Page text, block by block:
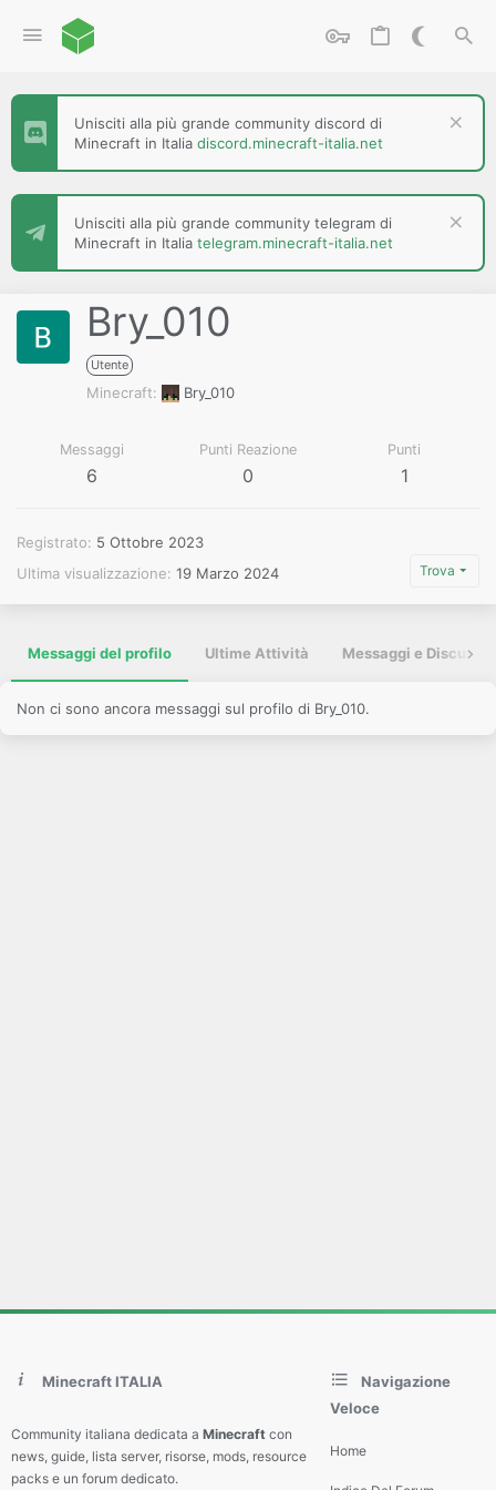
Unisciti alla più grande community discord di
Minecraft in Italia discord.minecraft-italia.net
Unisciti alla più grande community telegram di
Minecraft in Italia telegram.minecraft-italia.net
Bry_010
Utente
Minecraft Bry_010
Messaggi
6
Punti Reazione
0
Punti
1
Registrato
5 Ottobre 2023
Ultima visualizzazione 19 Marzo 2024 Trova
Messaggi del profilo Ultime Attività Messaggi e
Non ci sono ancora messaggi sul profilo di Bry_010.
Minecraft ITALIA
Community italiana dedicata a Minecraft con
news, guide, lista server, risorse, mods, resource
packs e un forum dedicato.
Navigazione
Veloce
Home